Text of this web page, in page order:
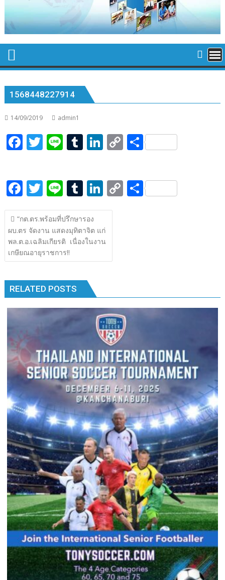
1568448227914
14/09/2019 admin1
F
b
o
o
k
T
er
Li T
bl
r
Li
e
dI
n
C
y
S
e
F
ac
e
b
o
o
k
T
w
itt
er
Li
n
e
T
u
m
bl
Li
n
e
n
C S
แนะแนว
เรื่อง
“กต.ตร.พร้อมที่ปรึกษา​รอง​
ผบ.ตร​ จัดงาน แสดงมุทิตาจิต​ แก่
พล.ต.อ.เฉลิมเกียรติ​ เนื่องในงาน
เกษียณอายุราชการ!!
RELATED POSTS